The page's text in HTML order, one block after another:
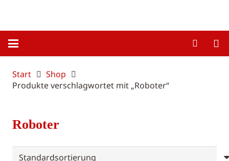
Start
Shop
Produkte verschlagwortet mit „Roboter“
Roboter